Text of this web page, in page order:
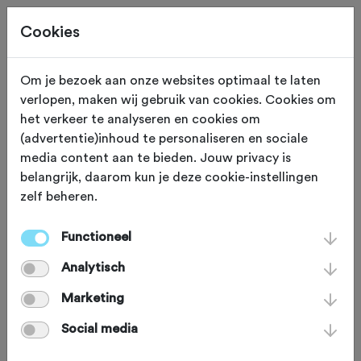
52,0 KM Leusden (Utrecht)
Laagvliegen over heide
en heuvels
Deze gravelronde start in Leusden,
vlakbij Amersfoort en gaat door het
prachtige natuurgebied Den Treek en
langs Park Vliegbasis Soesterberg. Het
Cookies
Om je bezoek aan onze websites optimaal te laten
verlopen, maken wij gebruik van cookies. Cookies om
het verkeer te analyseren en cookies om
(advertentie)inhoud te personaliseren en sociale
media content aan te bieden. Jouw privacy is
belangrijk, daarom kun je deze cookie-instellingen
zelf beheren.
Functioneel
Analytisch
Marketing
Social media